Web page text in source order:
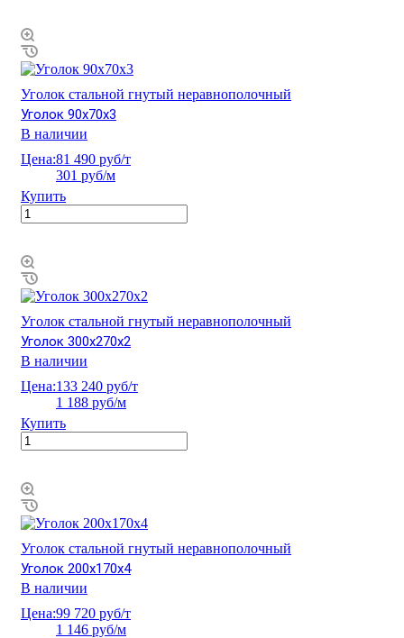
Уголок стальной гнутый неравнополочный
Уголок 90х70х3
В наличии
Цена:81 490 руб/т
301 руб/м
Купить
Уголок стальной гнутый неравнополочный
Уголок 300х270х2
В наличии
Цена:133 240 руб/т
1 188 руб/м
Купить
Уголок стальной гнутый неравнополочный
Уголок 200х170х4
В наличии
Цена:99 720 руб/т
1 146 руб/м